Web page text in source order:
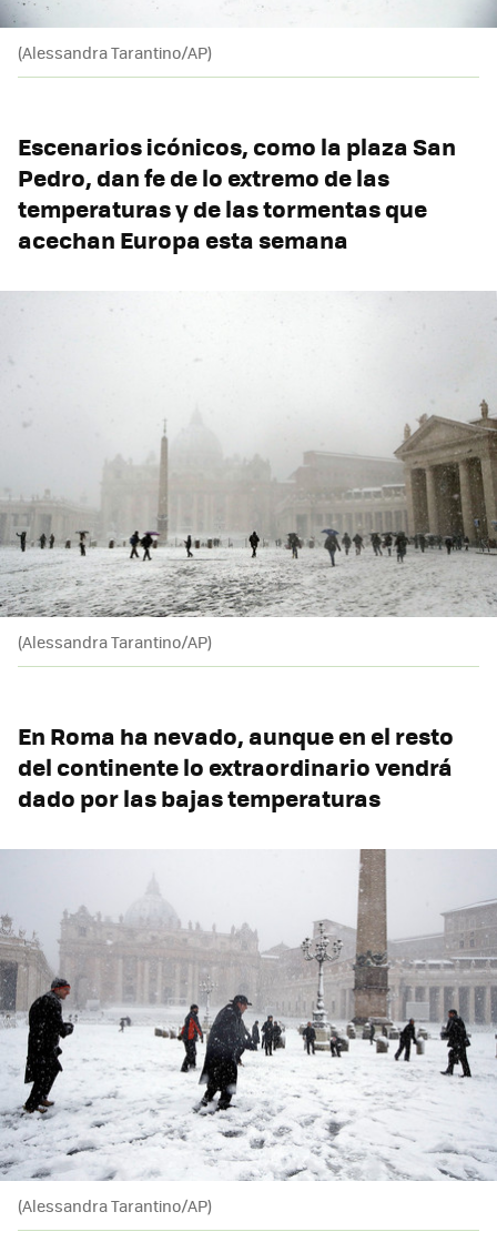
(Alessandra Tarantino/AP)
Escenarios icónicos, como la plaza San
Pedro, dan fe de lo extremo de las
temperaturas y de las tormentas que
acechan Europa esta semana
(Alessandra Tarantino/AP)
En Roma ha nevado, aunque en el resto
del continente lo extraordinario vendrá
dado por las bajas temperaturas
(Alessandra Tarantino/AP)